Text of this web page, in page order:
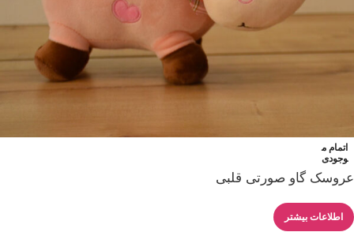
اتمام م
وجودی
عروسک گاو صورتی قلبی
اطلاعات بیشتر